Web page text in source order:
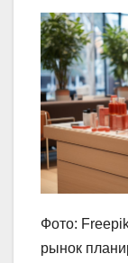
Фото:
рынок